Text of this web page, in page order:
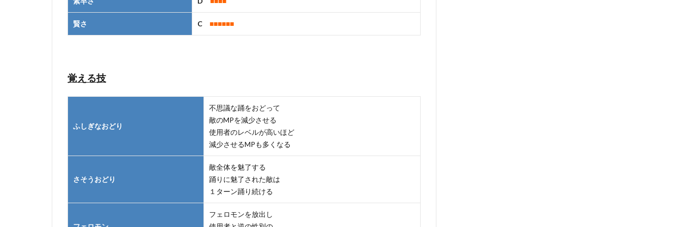
賢さ C ■■■■■■
覚える技
ふしぎなおどり
不思議な踊をおどって
敵のMPを減少させる
使用者のレベルが高いほど
減少させるMPも多くなる
さそうおどり
敵全体を魅了する
踊りに魅了された敵は
１ターン踊り続ける
フェロモンを放出し